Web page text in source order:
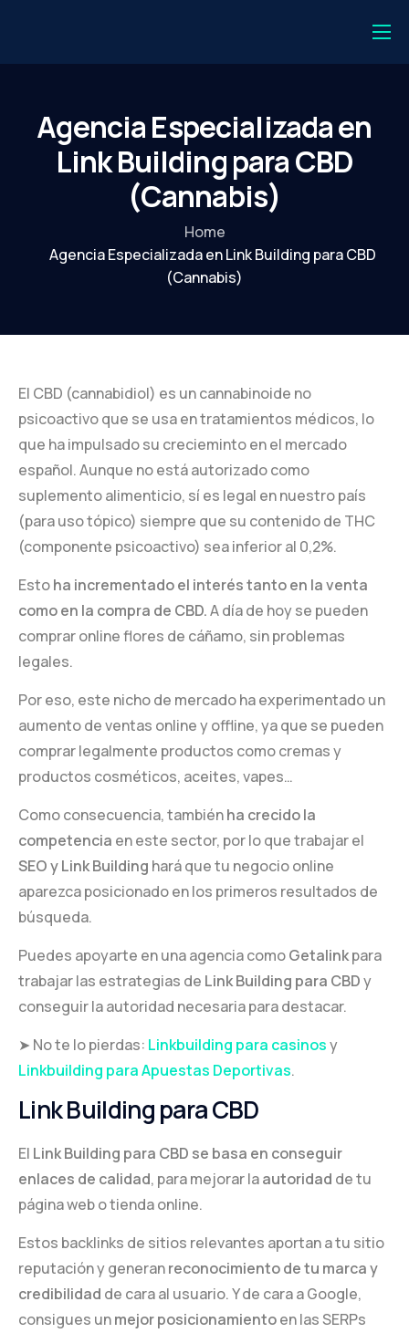
💻 Login
💎 Getalink One
🔗 Backlink Monitor
Editores
Casos de estudio
Sobre nosotros
English
Agencia Especializada en
Link Building para CBD
(Cannabis)
Home
Agencia Especializada en Link Building para CBD
(Cannabis)
El CBD (cannabidiol) es un cannabinoide no
psicoactivo que se usa en tratamientos médicos, lo
que ha impulsado su crecieminto en el mercado
español. Aunque no está autorizado como
suplemento alimenticio, sí es legal en nuestro país
(para uso tópico) siempre que su contenido de THC
(componente psicoactivo) sea inferior al 0,2%.
Estoha incrementado el interés tanto en la venta
como en la compra de CBD.A día de hoy se pueden
comprar online flores de cáñamo, sin problemas
legales.
Por eso, este nicho de mercado ha experimentado un
aumento de ventas online y offline, ya que se pueden
comprar legalmente productos como cremas y
productos cosméticos, aceites, vapes…
Como consecuencia, tambiénha crecido la
competencia en este sector, por lo que trabajar el
SEO y Link Building hará que tu negocio online
aparezca posicionado en los primeros resultados de
búsqueda.
Puedes apoyarte en una agencia comoGetalinkpara
trabajar las estrategias de Link Building para CBDy
conseguir la autoridad necesaria para destacar.
➤ No te lo pierdas: Linkbuilding para casinosy
Linkbuilding para Apuestas Deportivas.
Link Building para CBD
El Link Building para CBD se basa en conseguir
enlaces de calidad, para mejorar laautoridad de tu
página web o tienda online.
Estos backlinks de sitios relevantes aportan a tu sitio
reputación y generanreconocimiento de tu marca y
credibilidad de cara al usuario. Y de cara a Google,
consigues unmejor posicionamientoen las SERPs